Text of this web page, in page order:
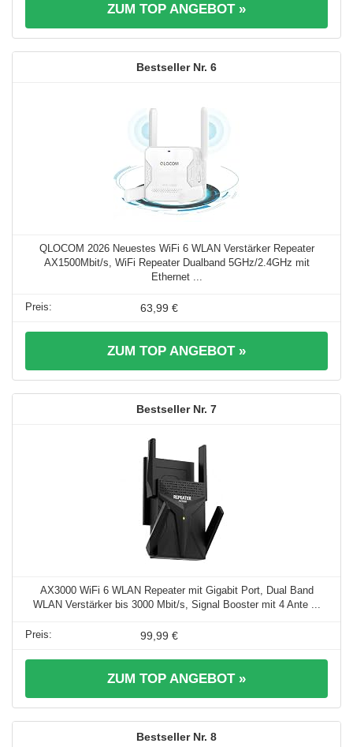
ZUM TOP ANGEBOT »
6
QLOCOM 2026 Neuestes WiFi 6 WLAN Verstärker Repeater
AX1500Mbit/s, WiFi Repeater Dualband 5GHz/2.4GHz mit
Ethernet ...
63,99 €
ZUM TOP ANGEBOT »
7
AX3000 WiFi 6 WLAN Repeater mit Gigabit Port, Dual Band
WLAN Verstärker bis 3000 Mbit/s, Signal Booster mit 4 Ante ...
99,99 €
ZUM TOP ANGEBOT »
8